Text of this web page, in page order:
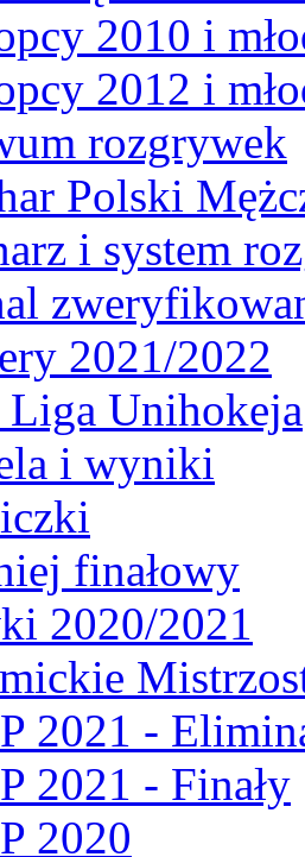
2010 i
2012 i
rozgrywek
Polski
i system
2021/2022
Liga Unihokeja
i wyniki
finałowy
2020/2021
2021 -
2021 - Finały
2020